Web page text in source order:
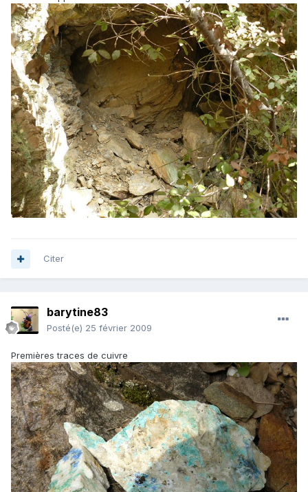
Citer
barytine83
Posté(e) 25 février 2009
Premières traces de cuivre